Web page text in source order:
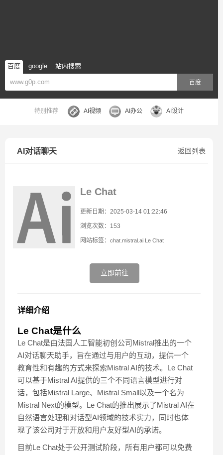
百度 google 站内搜索
百度
特别推荐 AI视频 AI办公 AI设计
返回列表
AI对话聊天
Le Chat
更新日期：2025-03-14 01:22:46
浏览次数：153
网站标签：chat.mistral.ai Le Chat
立即前往
详细介绍
Le Chat是什么
Le Chat是由法国人工智能初创公司Mistral推出的一个
AI对话聊天助手，旨在通过与用户的互动，提供一个
教育性和有趣的方式来探索Mistral AI的技术。Le Chat
可以基于Mistral AI提供的三个不同语言模型进行对
话，包括Mistral Large、Mistral Small以及一个名为
Mistral Next的模型。Le Chat的推出展示了Mistral AI在
自然语言处理和对话型AI领域的技术实力，同时也体
现了该公司对于开放和用户友好型AI的承诺。
目前Le Chat处于公开测试阶段，所有用户都可以免费